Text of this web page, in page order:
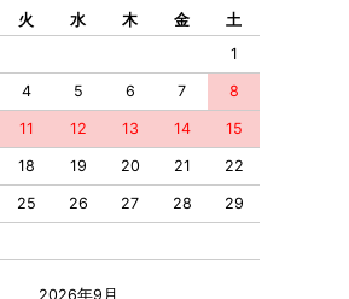
火 水 木 金
土
1
4 5 6 7 8
11 12 13 14 15
18 19 20 21 22
25 26 27 28 29
2026年9月